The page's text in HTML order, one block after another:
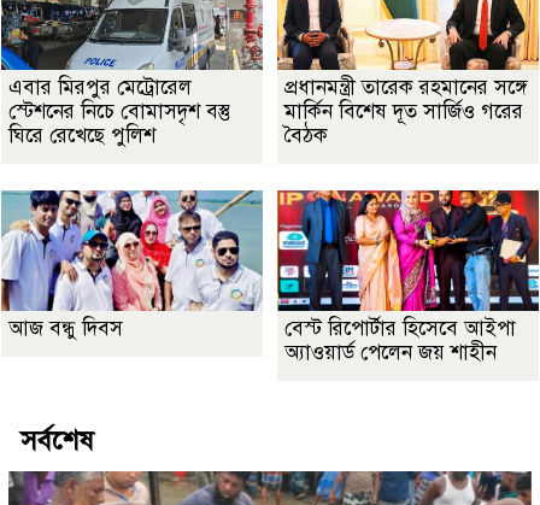
এবার মিরপুর মেট্রোরেল
স্টেশনের নিচে বোমাসদৃশ বস্তু
ঘিরে রেখেছে পুলিশ
প্রধানমন্ত্রী তারেক রহমানের সঙ্গে
মার্কিন বিশেষ দূত সার্জিও গরের
বৈঠক
আজ বন্ধু দিবস
বেস্ট রিপোর্টার হিসেবে আইপা
অ্যাওয়ার্ড পেলেন জয় শাহীন
সর্বশেষ